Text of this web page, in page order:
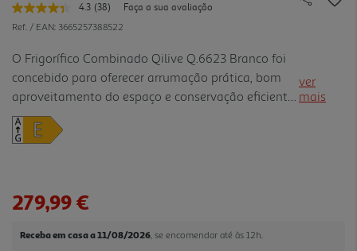
4.3 Leu
38
Link
para
a
mesma
página.
(38)
Faça a sua avaliação
Ref. / EAN: 3665257388522
O Frigorífico Combinado Qilive Q.6623 Branco foi
concebido para oferecer arrumação prática, bom
aproveitamento do espaço e conservação eficiente
no dia a dia. Com capacidade total de 262L,
distribuída por 197L no frigorífico e 65L no
ajuda a reduzir a formação de gelo, tornando a
manutenção mais simples e cómoda. A porta
ver
mais
279,99 €
Receba em casa a 11/08/2026 , se encomendar até às 12h.